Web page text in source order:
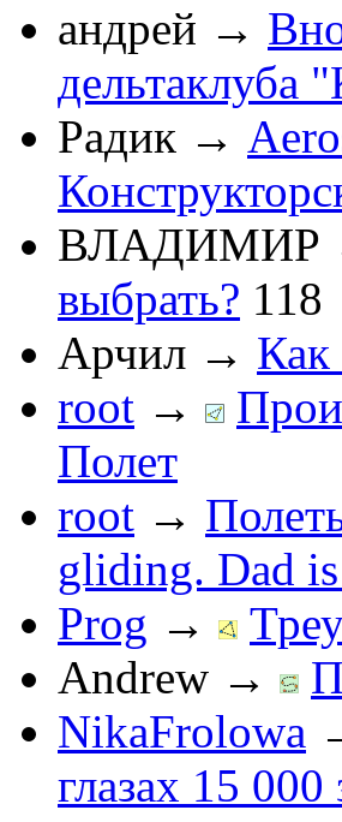
андрей →
дельтаклуба
Радик →
ВЛАДИМИР
выбрать? 118
Арчил → Как
root →
Полет
root →
gliding. Dad
Prog →
Andrew →
NikaFrolowa
глазах 15